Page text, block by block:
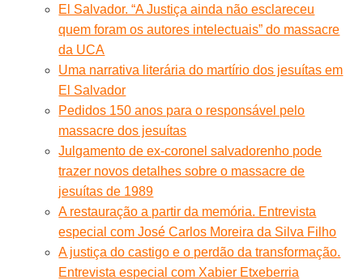
El Salvador. “A Justiça ainda não esclareceu
quem foram os autores intelectuais” do massacre
da UCA
Uma narrativa literária do martírio dos jesuítas em
El Salvador
Pedidos 150 anos para o responsável pelo
massacre dos jesuítas
Julgamento de ex-coronel salvadorenho pode
trazer novos detalhes sobre o massacre de
jesuítas de 1989
A restauração a partir da memória. Entrevista
especial com José Carlos Moreira da Silva Filho
A justiça do castigo e o perdão da transformação.
Entrevista especial com Xabier Etxeberria